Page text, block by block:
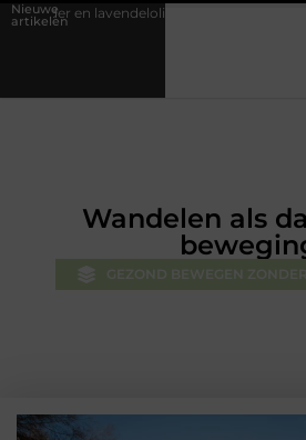
Nieuwe
artikelen
perfecte combinatie voor een
Wandelen als
GEZOND BEWEGEN